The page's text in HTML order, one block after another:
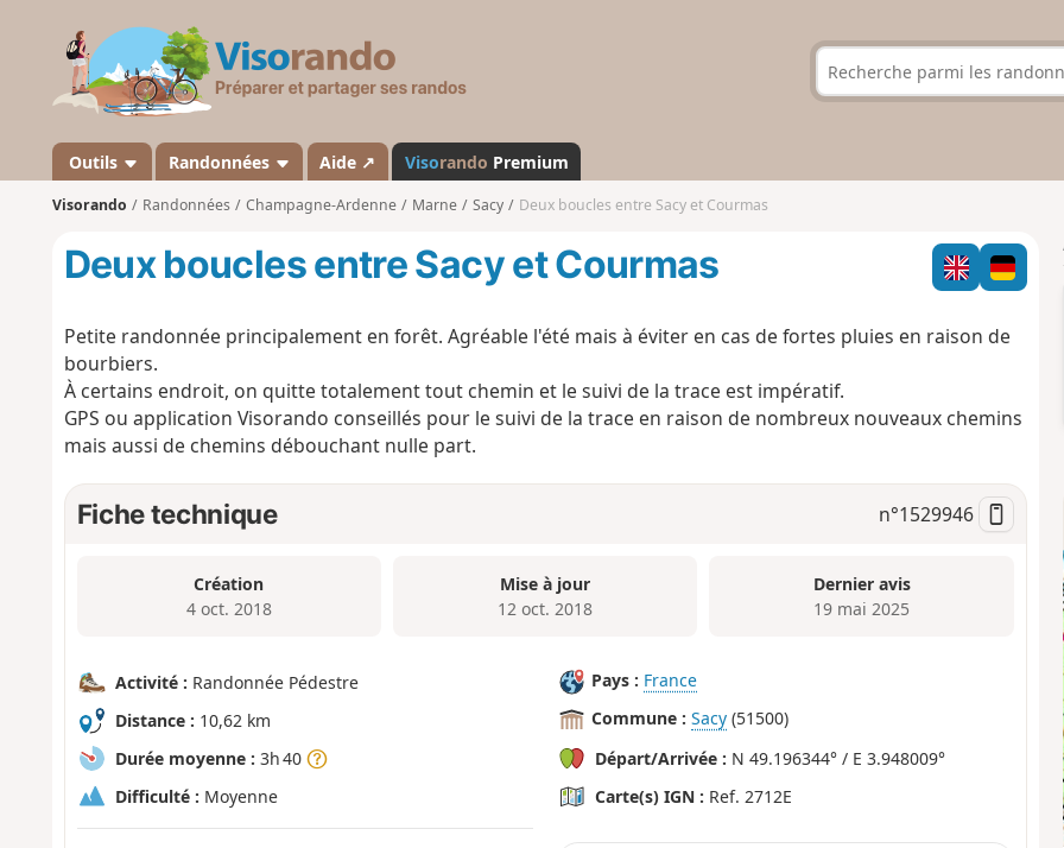
s
a
n
d
Outils Randonnées Aide ↗ Visorando Premium
Visorando Randonnées Champagne-Ardenne Marne Sacy Deux boucles entre Sacy et Courmas
Deux boucles entre Sacy et Courmas
Petite randonnée principalement en forêt. Agréable l'été mais à éviter en cas de fortes pluies en raison de
bourbiers.
À certains endroit, on quitte totalement tout chemin et le suivi de la trace est impératif.
GPS ou application Visorando conseillés pour le suivi de la trace en raison de nombreux nouveaux chemins
mais aussi de chemins débouchant nulle part.
Fiche technique n°1529946
Création
4 oct. 2018
Mise à jour
12 oct. 2018
Dernier avis
19 mai 2025
Activité : Randonnée Pédestre
Distance : 10,62 km
Durée moyenne : 3h 40
Difficulté : Moyenne
Pays : France
Commune : Sacy (51500)
Départ/Arrivée : N 49.196344° / E 3.948009°
Carte(s) IGN : Ref. 2712E